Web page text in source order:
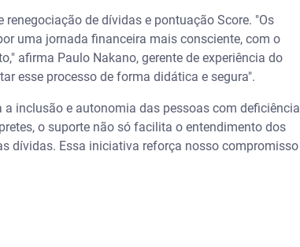
de dívidas e pontuação Score. "Os
uma jornada financeira mais consciente, com o
afirma Paulo Nakano, gerente de experiência do
esse processo de forma didática e segura".
inclusão e autonomia das pessoas com deficiência
o suporte não só facilita o entendimento dos
dívidas. Essa iniciativa reforça nosso compromisso